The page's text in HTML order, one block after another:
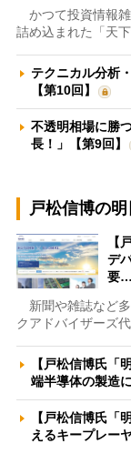
かつて投資情報
詰め込まれた「天
テクニカル分析
【第10回】
不透明相場に勝
長！」【第9回】
戸松信博の
【
デ
要…
新聞や雑誌など
クアドバイザーズ
【戸松信博氏「
端半導体の製造
【戸松信博氏「
えるキープレ